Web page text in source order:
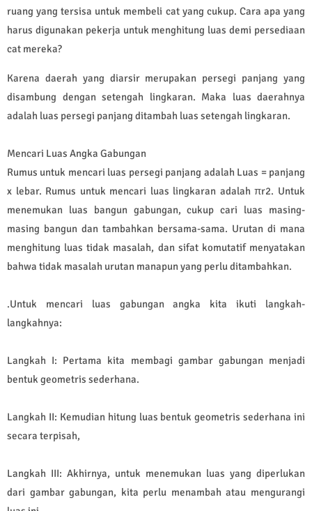
ruang yang tersisa untuk membeli cat yang cukup. Cara apa yang
harus digunakan pekerja untuk menghitung luas demi persediaan
cat mereka?
Karena daerah yang diarsir merupakan persegi panjang yang
disambung dengan setengah lingkaran. Maka luas daerahnya
adalah luas persegi panjang ditambah luas setengah lingkaran.
Mencari Luas Angka Gabungan
Rumus untuk mencari luas persegi panjang adalah Luas = panjang
x lebar. Rumus untuk mencari luas lingkaran adalah πr2. Untuk
menemukan luas bangun gabungan, cukup cari luas masing-
masing bangun dan tambahkan bersama-sama. Urutan di mana
menghitung luas tidak masalah, dan sifat komutatif menyatakan
bahwa tidak masalah urutan manapun yang perlu ditambahkan.
.Untuk mencari luas gabungan angka kita ikuti langkah-
langkahnya:
Langkah I: Pertama kita membagi gambar gabungan menjadi
bentuk geometris sederhana.
Langkah II: Kemudian hitung luas bentuk geometris sederhana ini
secara terpisah,
Langkah III: Akhirnya, untuk menemukan luas yang diperlukan
dari gambar gabungan, kita perlu menambah atau mengurangi